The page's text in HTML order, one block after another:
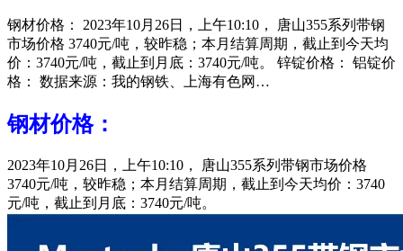
钢材价格： 2023年10月26日，上午10:10， 唐山355系列带钢
市场价格 3740元/吨，较昨稳；本月结算周期，截止到今天均
价：3740元/吨，截止到月底：3740元/吨。 锌锭价格： 铝锭价
格： 数据来源：我的钢铁、上海有色网…
钢材价格：
2023年10月26日，上午10:10， 唐山355系列带钢市场价格
3740元/吨，较昨稳；本月结算周期，截止到今天均价：3740
元/吨，截止到月底：3740元/吨。